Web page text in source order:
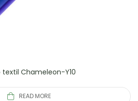
textil Chameleon-Y10
READ MORE